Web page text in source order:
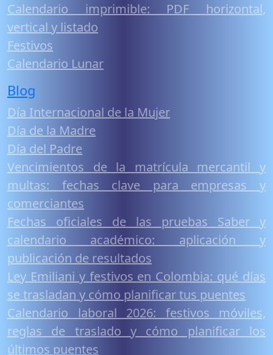
Calendario imprimible: PDF horizontal,
vertical y listado
Festivos
Calendario Lunar
Blog
Día Internacional de la Mujer
Día de la Madre
Día del Padre
Vencimientos de la matrícula mercantil y
multas: fechas clave para empresas y
comerciantes
Fechas oficiales de las pruebas Saber y
calendario académico: aplicación y
publicación de resultados
Ley Emiliani y festivos en Colombia: qué días
se trasladan y cómo planificar tus puentes
Calendario laboral 2026: festivos móviles,
reglas de traslado y cómo planificar los
últimos puentes